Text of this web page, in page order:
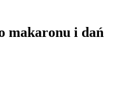
makaronu i dań